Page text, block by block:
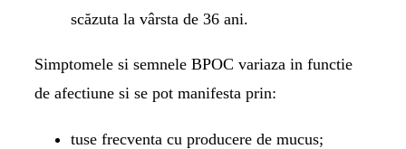
scăzuta la vârsta de 36 ani.
Simptomele si semnele BPOC variaza in functie
de afectiune si se pot manifesta prin:
tuse frecventa cu producere de mucus;